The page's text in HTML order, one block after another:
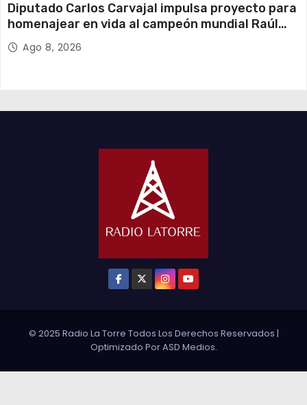
Diputado Carlos Carvajal impulsa proyecto para
homenajear en vida al campeón mundial Raúl
Choque
Ago 8, 2026
© 2025 Radio La Torre Todos Los Derechos Reservados |
Optimizado PorASD Medios.